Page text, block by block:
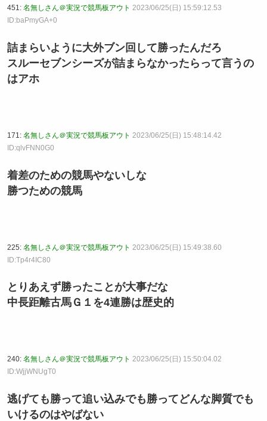
451: 名無しさん＠実況で競馬板アウト 2023/06/25(日) 15:59:12.53
ID:baPmyGA+0
詰まらいように大外ブン回して勝ったんだろ
スルーセブンシーズが詰まらなかったらって言うの
はアホ
171: 名無しさん＠実況で競馬板アウト 2023/06/25(日) 15:48:14.42
ID:qlvFNN0G0
着差のための競馬やないしな
勝つための競馬
225: 名無しさん＠実況で競馬板アウト 2023/06/25(日) 15:49:38.60
ID:Tp4r4IC80
とりあえず勝ったことが大事だな
中長距離古馬Ｇ１を4連勝は歴史的
240: 名無しさん＠実況で競馬板アウト 2023/06/25(日) 15:50:04.02
ID:WjjWNUgT0
逃げても勝って追い込みでも勝ってどんな脚質でも
いけるのはやばない